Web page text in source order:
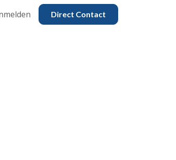
Direct Contac​​​​​​​​t